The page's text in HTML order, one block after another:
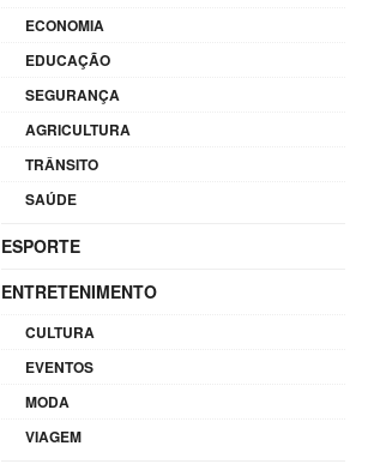
ECONOMIA
EDUCAÇÃO
SEGURANÇA
AGRICULTURA
TRÂNSITO
SAÚDE
ESPORTE
ENTRETENIMENTO
CULTURA
EVENTOS
MODA
VIAGEM